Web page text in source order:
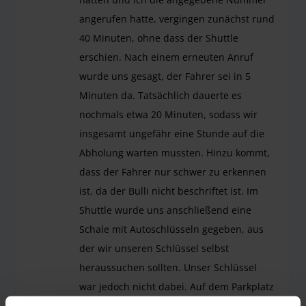
angerufen hatte, vergingen zunächst rund
40 Minuten, ohne dass der Shuttle
erschien. Nach einem erneuten Anruf
wurde uns gesagt, der Fahrer sei in 5
Minuten da. Tatsächlich dauerte es
nochmals etwa 20 Minuten, sodass wir
insgesamt ungefähr eine Stunde auf die
Abholung warten mussten. Hinzu kommt,
dass der Fahrer nur schwer zu erkennen
ist, da der Bulli nicht beschriftet ist. Im
Shuttle wurde uns anschließend eine
Schale mit Autoschlüsseln gegeben, aus
der wir unseren Schlüssel selbst
heraussuchen sollten. Unser Schlüssel
war jedoch nicht dabei. Auf dem Parkplatz